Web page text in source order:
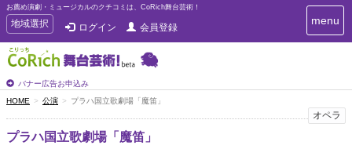
お薦め演劇・ミュージカルのクチコミは、CoRich舞台芸術！
T
o
g
g
e
n
a
i
地域選択 ログイン 会員登録
バナー広告お申込み
T
o
n
menu
HOME 公演 プラハ国立歌劇場「魔笛」
オペラ
プラハ国立歌劇場「魔笛」